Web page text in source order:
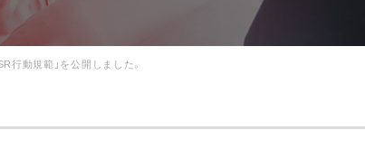
行動規範」を公開しました。